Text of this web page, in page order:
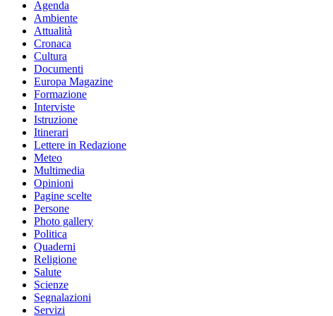
Agenda
Ambiente
Attualità
Cronaca
Cultura
Documenti
Europa Magazine
Formazione
Interviste
Istruzione
Itinerari
Lettere in Redazione
Meteo
Multimedia
Opinioni
Pagine scelte
Persone
Photo gallery
Politica
Quaderni
Religione
Salute
Scienze
Segnalazioni
Servizi